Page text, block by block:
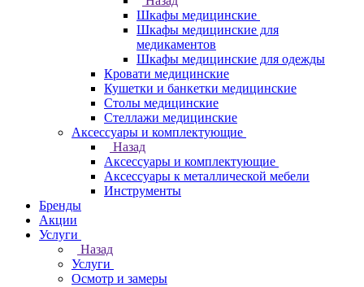
Шкафы медицинские
Шкафы медицинские для
медикаментов
Шкафы медицинские для одежды
Кровати медицинские
Кушетки и банкетки медицинские
Столы медицинские
Стеллажи медицинские
Аксессуары и комплектующие
Назад
Аксессуары и комплектующие
Аксессуары к металлической мебели
Инструменты
Бренды
Акции
Услуги
Назад
Услуги
Осмотр и замеры